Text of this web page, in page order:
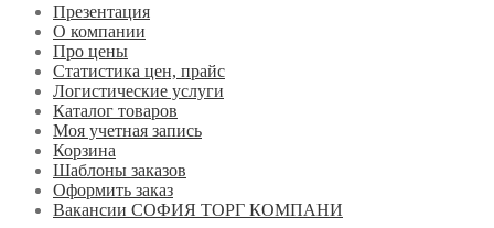
Презентация
О компании
Про цены
Статистика цен, прайс
Логистические услуги
Каталог товаров
Моя учетная запись
Корзина
Шаблоны заказов
Оформить заказ
Вакансии СОФИЯ ТОРГ КОМПАНИ